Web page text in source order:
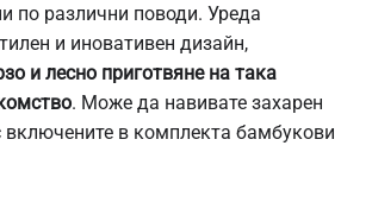
по различни поводи. Уреда
и иновативен дизайн,
и лесно приготвяне на така
. Може да навивате захарен
в комплекта бамбукови